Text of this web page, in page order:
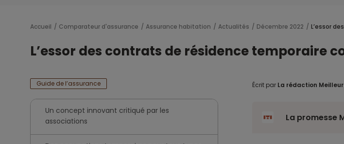
Accueil Comparateur d'assurance Assurance habitation Actualités Décembre 2022 L’essor
L’essor des contrats de résidence temporaire
Guide de l’assurance
Un concept innovant critiqué par les
associations
Écrit par La rédaction
La promesse